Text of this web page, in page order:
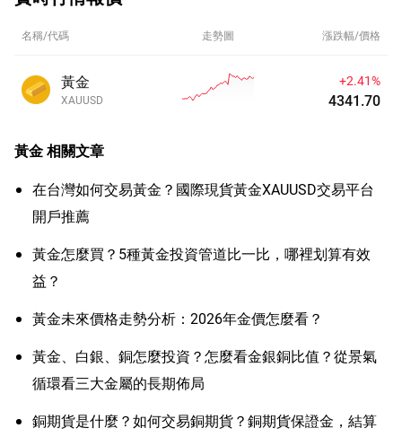
名稱/代碼 走勢圖 漲跌幅/價格
黃金
XAUUSD
+2.41%
4341.70
黃金相關文章
在台灣如何交易黃金？國際現貨黃金XAUUSD交易平台
開戶推薦
黃金怎麼買？5種黃金投資管道比一比，哪裡划算有效
益？
黃金未來價格走勢分析：2026年金價怎麼看？
黃金、白銀、銅怎麼投資？怎麼看金銀銅比值？從景氣
循環看三大金屬的長期佈局
銅期貨是什麼？如何交易銅期貨？銅期貨保證金，結算